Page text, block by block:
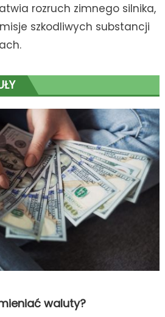
rozruch zimnego silnika,
szkodliwych substancji
waluty?